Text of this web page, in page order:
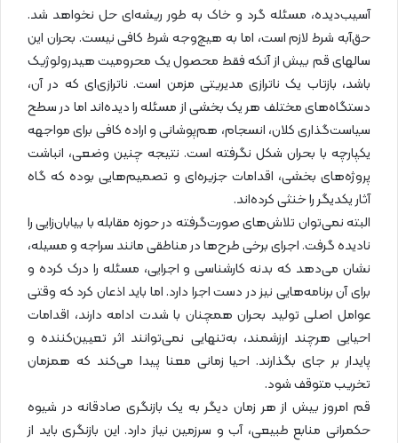
آسیب‌دیده، مسئله گرد و خاک به طور ریشه‌ای حل نخواهد شد.
حق‌آبه شرط لازم است، اما به هیچ‌وجه شرط کافی نیست. بحران این
سالهای قم بیش از آنکه فقط محصول یک محرومیت هیدرولوژیک
باشد، بازتاب یک ناترازی مدیریتی مزمن است. ناترازی‌ای که در آن،
دستگاه‌های مختلف هر یک بخشی از مسئله را دیده‌اند اما در سطح
سیاست‌گذاری کلان، انسجام، هم‌پوشانی و اراده کافی برای مواجهه
یکپارچه با بحران شکل نگرفته است. نتیجه چنین وضعی، انباشت
پروژه‌های بخشی، اقدامات جزیره‌ای و تصمیم‌هایی بوده که گاه
آثار یکدیگر را خنثی کرده‌اند.
البته نمی‌توان تلاش‌های صورت‌گرفته در حوزه مقابله با بیابان‌زایی را
نادیده گرفت. اجرای برخی طرح‌ها در مناطقی مانند سراجه و مسیله،
نشان می‌دهد که بدنه کارشناسی و اجرایی، مسئله را درک کرده و
برای آن برنامه‌هایی نیز در دست اجرا دارد. اما باید اذعان کرد که وقتی
عوامل اصلی تولید بحران همچنان با شدت ادامه دارند، اقدامات
احیایی هرچند ارزشمند، به‌تنهایی نمی‌توانند اثر تعیین‌کننده و
پایدار بر جای بگذارند. احیا زمانی معنا پیدا می‌کند که همزمان
تخریب متوقف شود.
قم امروز بیش از هر زمان دیگر به یک بازنگری صادقانه در شیوه
حکمرانی منابع طبیعی، آب و سرزمین نیاز دارد. این بازنگری باید از